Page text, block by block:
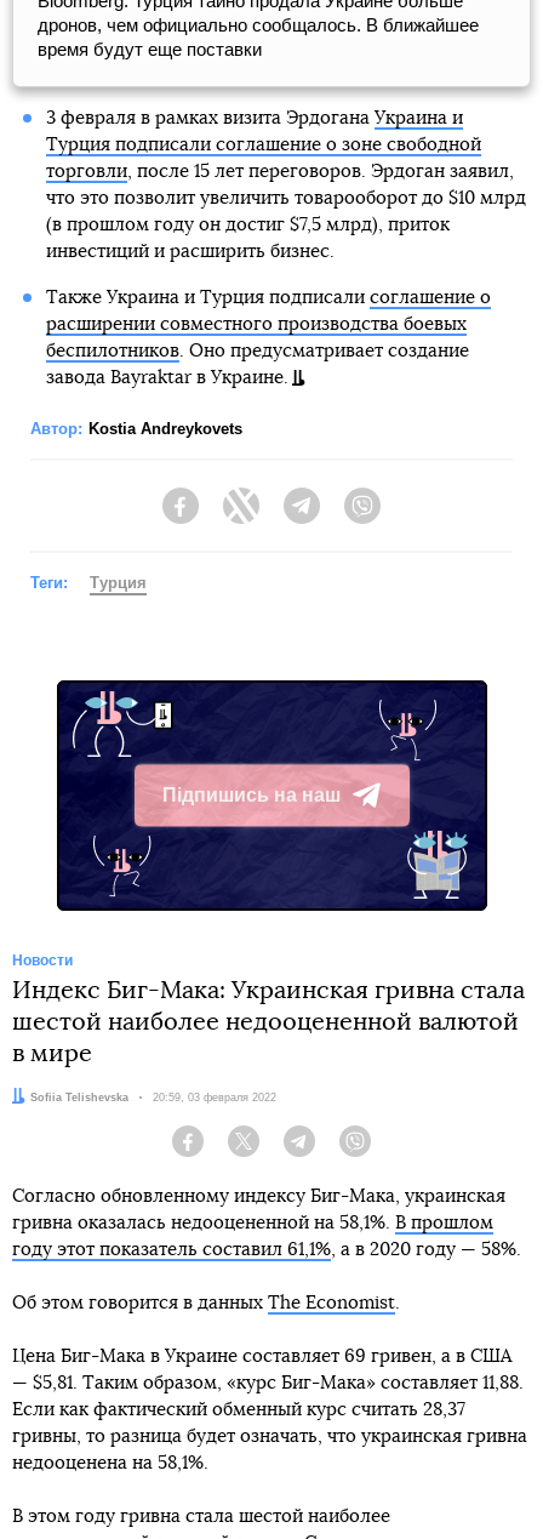
дронов, чем официально сообщалось. В ближайшее
время будут еще поставки
3 февраля в рамках визита Эрдогана Украина и
Турция подписали соглашение о зоне свободной
торговли, после 15 лет переговоров. Эрдоган заявил,
что это позволит увеличить товарооборот до $10 млрд
(в прошлом году он достиг $7,5 млрд), приток
инвестиций и расширить бизнес.
Также Украина и Турция подписали соглашение о
расширении совместного производства боевых
беспилотников. Оно предусматривает создание
завода Bayraktar в Украине.
Автор: Kostia Andreykovets
FacebookTwitter Telegram
Теги: Турция
Підпишись на наш
Telegram
Новости
Индекс Биг-Мака: Украинская гривна стала
шестой наиболее недооцененной валютой
в мире
Автор:
Sofiia Telishevska Дата:
20:59, 03 февраля 2022
Facebook Twitter Telegram
Согласно обновленному индексу Биг-Мака, украинская
гривна оказалась недооцененной на 58,1%. В прошлом
году этот показатель составил 61,1%, а в 2020 году — 58%.
Об этом говорится в данных The Economist.
Цена Биг-Мака в Украине составляет 69 гривен, а в США
— $5,81. Таким образом, «курс Биг-Мака» составляет 11,88.
Если как фактический обменный курс считать 28,37
гривны, то разница будет означать, что украинская гривна
недооценена на 58,1%.
В этом году гривна стала шестой наиболее